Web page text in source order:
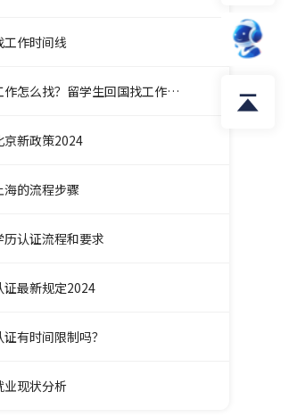
工作时间线
留学生回国工作怎么找？留学生回国找工作攻略
京新政策2024
的流程步骤
历认证流程和要求
证最新规定2024
有时间限制吗？
业现状分析